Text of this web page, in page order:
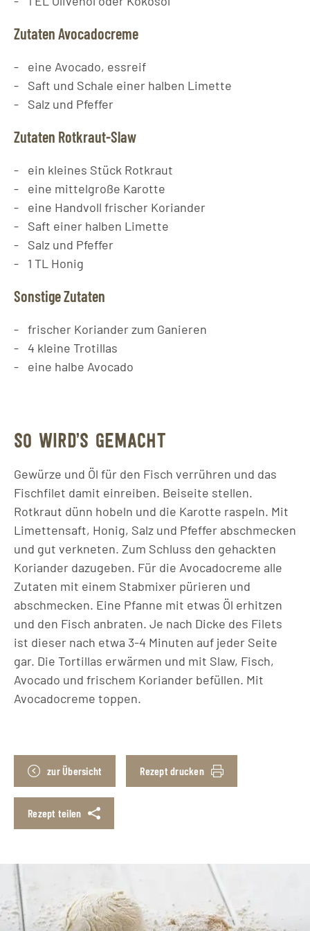
Zutaten Avocadocreme
eine Avocado, essreif
Saft und Schale einer halben Limette
Salz und Pfeffer
Zutaten Rotkraut-Slaw
ein kleines Stück Rotkraut
eine mittelgroße Karotte
eine Handvoll frischer Koriander
Saft einer halben Limette
Salz und Pfeffer
1 TL Honig
Sonstige Zutaten
frischer Koriander zum Ganieren
4 kleine Trotillas
eine halbe Avocado
SO WIRD’S GEMACHT
Gewürze und Öl für den Fisch verrühren und das
Fischfilet damit einreiben. Beiseite stellen.
Rotkraut dünn hobeln und die Karotte raspeln. Mit
Limettensaft, Honig, Salz und Pfeffer abschmecken
und gut verkneten. Zum Schluss den gehackten
Koriander dazugeben. Für die Avocadocreme alle
Zutaten mit einem Stabmixer pürieren und
abschmecken. Eine Pfanne mit etwas Öl erhitzen
und den Fisch anbraten. Je nach Dicke des Filets
ist dieser nach etwa 3-4 Minuten auf jeder Seite
gar. Die Tortillas erwärmen und mit Slaw, Fisch,
Avocado und frischem Koriander befüllen. Mit
Avocadocreme toppen.
zur Übersicht Rezept drucken
Rezept teilen